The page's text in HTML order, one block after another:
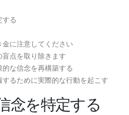
する
に注意してください
点を取り除きます
な信念を再構築する
るために実際的な行動を起こす
念を特定する